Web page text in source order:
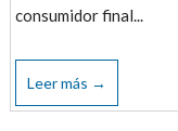
consumidor final...
Leer más →